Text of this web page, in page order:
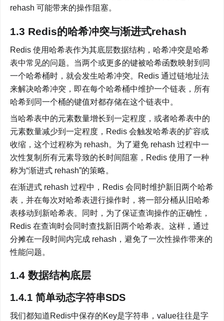
rehash 可能带来的操作阻塞。
1.3 Redis的哈希冲突与渐进式rehash
Redis 使用哈希表作为其底层数据结构，哈希冲突是哈希
表中常见的问题。当两个或更多的键被哈希函数映射到同
一个哈希桶时，就会发生哈希冲突。Redis 通过链地址法
来解决哈希冲突，即在每个哈希桶中维护一个链表，所有
哈希到同一个桶的键值对都存储在这个链表中。
当哈希表中的元素数量增长到一定程度，或者哈希表中的
元素数量减少到一定程度，Redis 会触发哈希表的扩容或
收缩，这个过程称为 rehash。为了避免 rehash 过程中一
次性复制所有元素导致的长时间阻塞，Redis 使用了一种
称为“渐进式 rehash”的策略。
在渐进式 rehash 过程中，Redis 会同时维护新旧两个哈希
表，并在每次对哈希表进行操作时，将一部分桶从旧哈希
表移动到新哈希表。同时，为了保证查询操作的正确性，
Redis 在查询时会同时查找新旧两个哈希表。这样，通过
分摊在一段时间内完成 rehash，避免了一次性操作带来的
性能问题。
1.4 数据结构底层
1.4.1 简单动态字符串SDS
我们都知道Redis中保存的Key是字符串，value往往是字